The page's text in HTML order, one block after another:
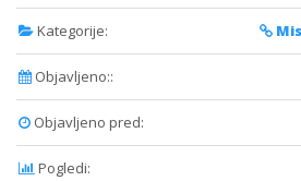
Kategorije:
Objavljeno::
Objavljeno pred:
Pogledi: